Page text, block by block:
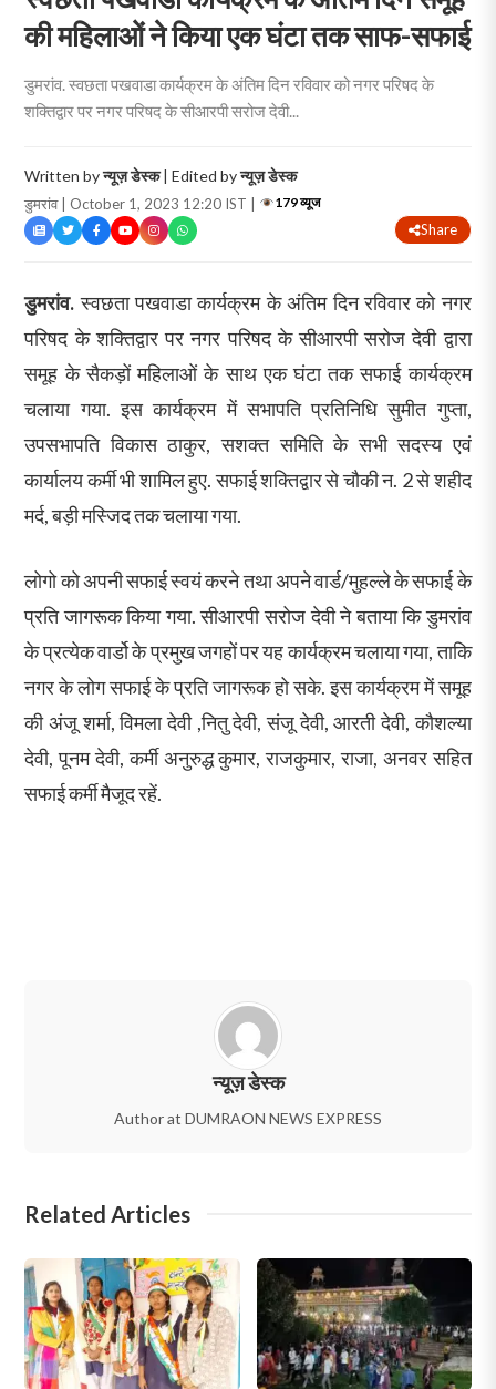
की महिलाओं ने किया एक घंटा तक साफ-सफाई
डुमरांव. स्वछता पखवाडा कार्यक्रम के अंतिम दिन रविवार को नगर परिषद के
शक्तिद्वार पर नगर परिषद के सीआरपी सरोज देवी...
Written byन्यूज़ डेस्क| Edited byन्यूज़ डेस्क
डुमरांव | October 1, 2023 12:20 IST | 179 व्यूज
Share
डुमरांव.स्वछता पखवाडा कार्यक्रम के अंतिम दिन रविवार को नगर
परिषद के शक्तिद्वार पर नगर परिषद के सीआरपी सरोज देवी द्वारा
समूह के सैकड़ों महिलाओं के साथ एक घंटा तक सफाई कार्यक्रम
चलाया गया. इस कार्यक्रम में सभापति प्रतिनिधि सुमीत गुप्ता,
उपसभापति विकास ठाकुर, सशक्त समिति के सभी सदस्य एवं
कार्यालय कर्मी भी शामिल हुए. सफाई शक्तिद्वार से चौकी न. 2 से शहीद
मर्द, बड़ी मस्जिद तक चलाया गया.
लोगो को अपनी सफाई स्वयं करने तथा अपने वार्ड/मुहल्ले के सफाई के
प्रति जागरूक किया गया. सीआरपी सरोज देवी ने बताया कि डुमरांव
के प्रत्येक वार्डो के प्रमुख जगहों पर यह कार्यक्रम चलाया गया, ताकि
नगर के लोग सफाई के प्रति जागरूक हो सके. इस कार्यक्रम में समूह
की अंजू शर्मा, विमला देवी ,नितु देवी, संजू देवी, आरती देवी, कौशल्या
देवी, पूनम देवी, कर्मी अनुरुद्ध कुमार, राजकुमार, राजा, अनवर सहित
सफाई कर्मी मैजूद रहें.
न्यूज़ डेस्क
Author at DUMRAON NEWS EXPRESS
Related Articles